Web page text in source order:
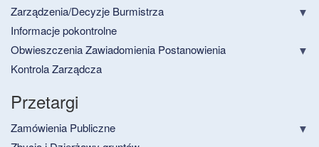
Zarządzenia/Decyzje Burmistrza
Informacje pokontrolne
Obwieszczenia Zawiadomienia Postanowienia
Kontrola Zarządcza
Przetargi
Zamówienia Publiczne